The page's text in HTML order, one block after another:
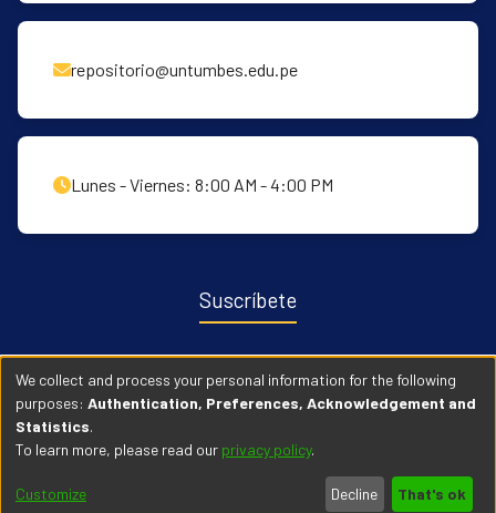
repositorio@untumbes.edu.pe
Lunes - Viernes: 8:00 AM - 4:00 PM
Suscríbete
Recibe notificaciones sobre nuevas publicaciones y eventos
relacionados con el repositorio. ingresa Aqui →
We collect and process your personal information for the following
purposes: Authentication, Preferences, Acknowledgement and
Statistics.
To learn more, please read our privacy policy.
Customize Decline That's ok